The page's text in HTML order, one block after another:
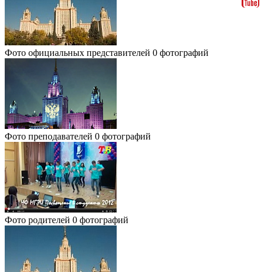
Фото официальных представителей 0 фотографий
Фото преподавателей 0 фотографий
Фото родителей 0 фотографий